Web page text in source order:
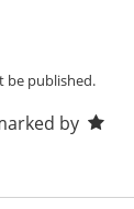
be published.
by